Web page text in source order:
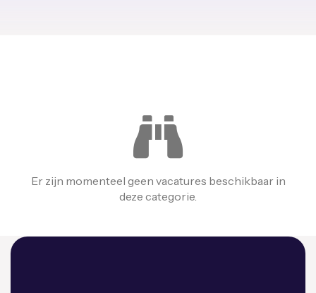
Er zijn momenteel geen vacatures beschikbaar in
deze categorie.